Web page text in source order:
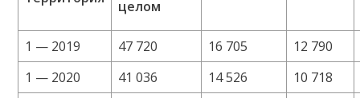
целом
1 — 2019 47 720 16 705
12 790
1 — 2020
41 036 14 526
10 718